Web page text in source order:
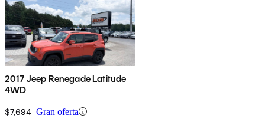
2017 Jeep Renegade Latitude
4WD
$7,694 Gran oferta